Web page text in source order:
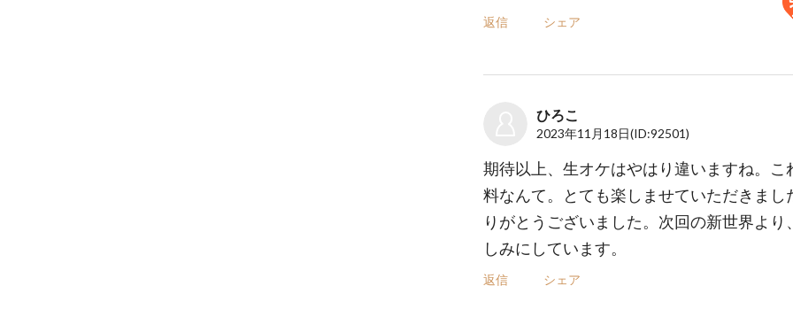
返信 シェア
ひろこ
2023年11月18日(ID:92501)
期待以上、生オケはやはり違いますね。こ
料なんて。とても楽しませていただきまし
りがとうございました。次回の新世界より
しみにしています。
返信 シェア